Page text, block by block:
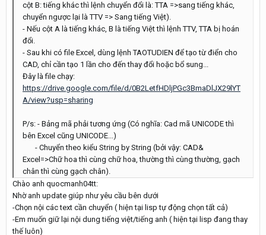
cột B: tiếng khác thì lệnh chuyển đổi là: TTA =>sang tiếng khác,
chuyển ngược lại là TTV => Sang tiếng Việt).
- Nếu cột A là tiếng khác, B là tiếng Việt thì lệnh TTV, TTA bị hoán
đổi.
- Sau khi có file Excel, dùng lệnh TAOTUDIEN để tạo từ điển cho
CAD, chỉ cần tạo 1 lần cho đến thay đổi hoặc bổ sung...
Đây là file chạy:
https://drive.google.com/file/d/0B2LetfHDljPGc3BmaDlJX29lYT
A/view?usp=sharing
P/s: - Bảng mã phải tương ứng (Có nghĩa: Cad mã UNICODE thì
bên Excel cũng UNICODE...)
- Chuyển theo kiểu String by String (bởi vậy: CAD&
Excel=>Chữ hoa thì cùng chữ hoa, thường thì cùng thường, gạch
chân thì cùng gạch chân).
Chào anh quocmanh04tt:
Nhờ anh update giúp như yêu cầu bên dưới
-Chọn nội các text cần chuyển ( hiện tại lisp tự động chọn tất cả)
-Em muốn giữ lại nội dung tiếng việt/tiếng anh ( hiện tại lisp đang thay
thế luôn)